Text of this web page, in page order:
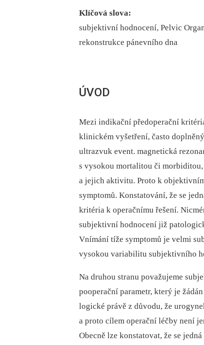
Klíčová slova:
subjektivní hodnocení, Pelvic
rekonstrukce pánevního dna
ÚVOD
Mezi indikační předoperační
klinickém vyšetření, často
ultrazvuk event. magnetická
s vysokou mortalitou či
a jejich aktivitu. Proto k
symptomů. Konstatování, že se
kritéria k operačnímu řešení.
subjektivní hodnocení již
Vnímání tíže symptomů je velmi
vysokou variabilitu subjektivního
Na druhou stranu považujeme
pooperační parametr, který je
logické právě z důvodu, že
a proto cílem operační léčby není
Obecně lze konstatovat, že se